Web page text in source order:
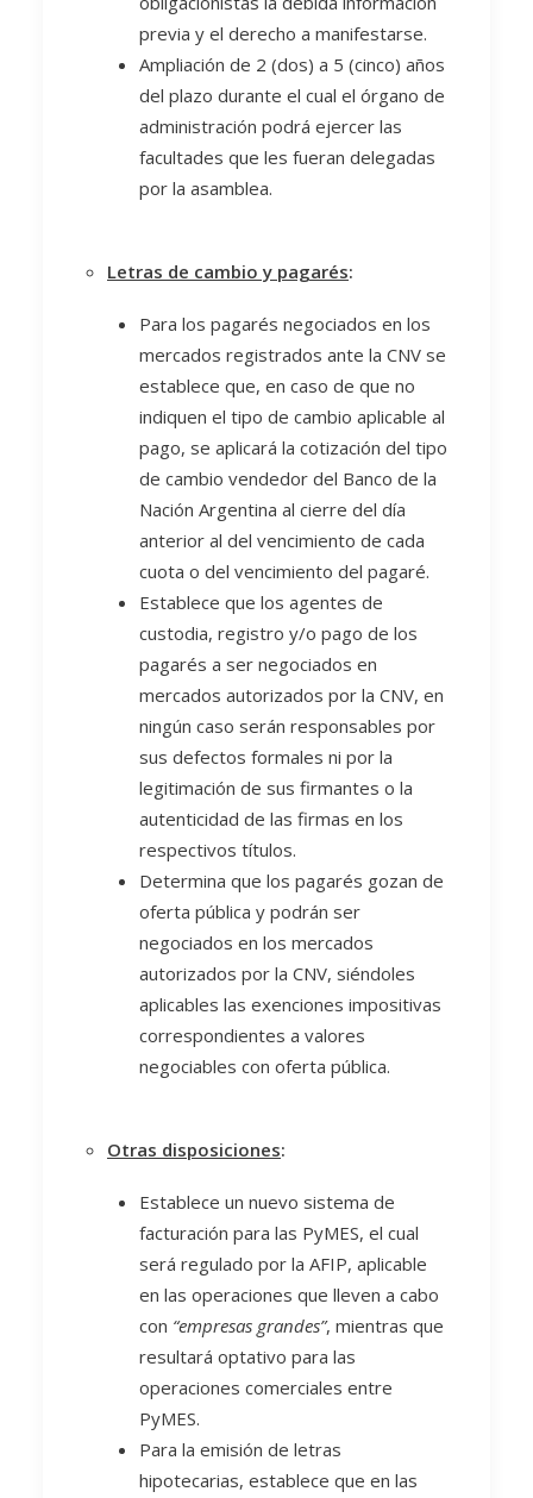
previa y el derecho a manifestarse.
Ampliación de 2 (dos) a 5 (cinco) años
del plazo durante el cual el órgano de
administración podrá ejercer las
facultades que les fueran delegadas
por la asamblea.
Letras de cambio y pagarés:
Para los pagarés negociados en los
mercados registrados ante la CNV se
establece que, en caso de que no
indiquen el tipo de cambio aplicable al
pago, se aplicará la cotización del tipo
de cambio vendedor del Banco de la
Nación Argentina al cierre del día
anterior al del vencimiento de cada
cuota o del vencimiento del pagaré.
Establece que los agentes de
custodia, registro y/o pago de los
pagarés a ser negociados en
mercados autorizados por la CNV, en
ningún caso serán responsables por
sus defectos formales ni por la
legitimación de sus firmantes o la
autenticidad de las firmas en los
respectivos títulos.
Determina que los pagarés gozan de
oferta pública y podrán ser
negociados en los mercados
autorizados por la CNV, siéndoles
aplicables las exenciones impositivas
correspondientes a valores
negociables con oferta pública.
Otras disposiciones:
Establece un nuevo sistema de
facturación para las PyMES, el cual
será regulado por la AFIP, aplicable
en las operaciones que lleven a cabo
con “empresas grandes”, mientras que
resultará optativo para las
operaciones comerciales entre
PyMES.
Para la emisión de letras
hipotecarias, establece que en las